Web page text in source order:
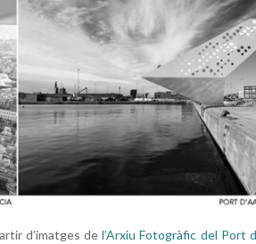
d’imatges del’Arxiu Fotogràfic del Port